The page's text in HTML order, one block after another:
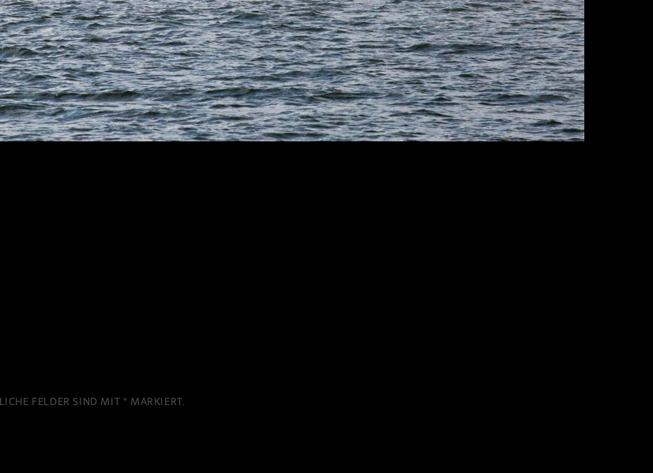
FELDER SIND MIT * MARKIERT.